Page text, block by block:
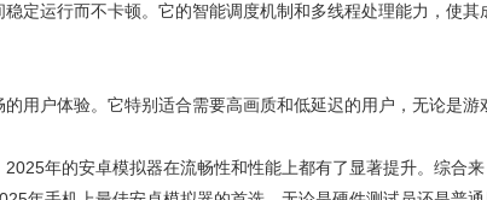
定运行而不卡顿。它的智能调度机制和多线程处理能力，使其
用户体验。它特别适合需要高画质和低延迟的用户，无论是游
年的安卓模拟器在流畅性和性能上都有了显著提升。综合来